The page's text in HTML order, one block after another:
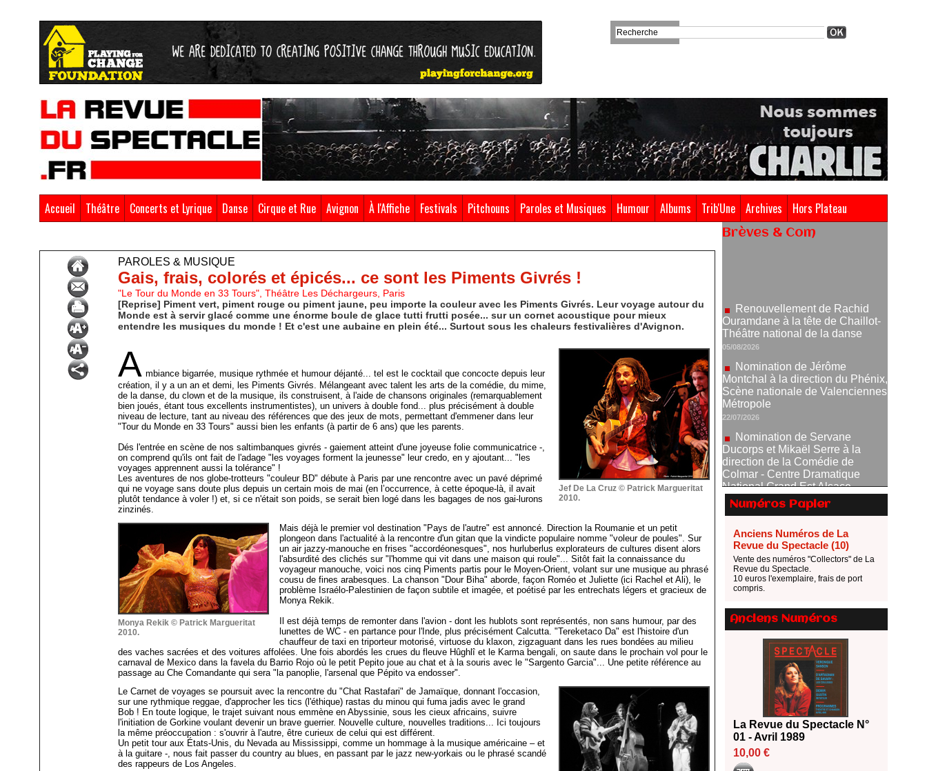
Accueil Théâtre Concerts et Lyrique Danse Cirque et Rue Avignon À l'Affiche Festivals Pitchouns Paroles et Musiques Humour Albums Trib'Une Archives Hors Plateau
PAROLES & MUSIQUE
Gais, frais, colorés et épicés... ce sont les Piments Givrés !
"Le Tour du Monde en 33 Tours", Théâtre Les Déchargeurs, Paris
[Reprise] Piment vert, piment rouge ou piment jaune, peu importe la couleur avec les Piments Givrés. Leur voyage autour du
Monde est à servir glacé comme une énorme boule de glace tutti frutti posée... sur un cornet acoustique pour mieux
entendre les musiques du monde ! Et c'est une aubaine en plein été... Surtout sous les chaleurs festivalières d'Avignon.
Jef De La Cruz © Patrick Margueritat
2010.
A mbiance bigarrée, musique rythmée et humour déjanté... tel est le cocktail que concocte depuis leur
création, il y a un an et demi, les Piments Givrés. Mélangeant avec talent les arts de la comédie, du mime,
de la danse, du clown et de la musique, ils construisent, à l'aide de chansons originales (remarquablement
bien joués, étant tous excellents instrumentistes), un univers à double fond... plus précisément à double
niveau de lecture, tant au niveau des références que des jeux de mots, permettant d'emmener dans leur
"Tour du Monde en 33 Tours" aussi bien les enfants (à partir de 6 ans) que les parents.
Dés l'entrée en scène de nos saltimbanques givrés - gaiement atteint d'une joyeuse folie communicatrice -,
on comprend qu'ils ont fait de l'adage "les voyages forment la jeunesse" leur credo, en y ajoutant... "les
voyages apprennent aussi la tolérance" !
Les aventures de nos globe-trotteurs "couleur BD" débute à Paris par une rencontre avec un pavé déprimé
qui ne voyage sans doute plus depuis un certain mois de mai (en l’occurrence, à cette époque-là, il avait
plutôt tendance à voler !) et, si ce n'était son poids, se serait bien logé dans les bagages de nos gai-lurons
zinzinés.
Monya Rekik © Patrick Margueritat
2010.
Mais déjà le premier vol destination "Pays de l'autre" est annoncé. Direction la Roumanie et un petit
plongeon dans l'actualité à la rencontre d'un gitan que la vindicte populaire nomme "voleur de poules". Sur
un air jazzy-manouche en frises "accordéonesques", nos hurluberlus explorateurs de cultures disent alors
l'absurdité des clichés sur "l'homme qui vit dans une maison qui roule"... Sitôt fait la connaissance du
voyageur manouche, voici nos cinq Piments partis pour le Moyen-Orient, volant sur une musique au phrasé
cousu de fines arabesques. La chanson "Dour Biha" aborde, façon Roméo et Juliette (ici Rachel et Ali), le
problème Israélo-Palestinien de façon subtile et imagée, et poétisé par les entrechats légers et gracieux de
Monya Rekik.
Il est déjà temps de remonter dans l'avion - dont les hublots sont représentés, non sans humour, par des
lunettes de WC - en partance pour l'Inde, plus précisément Calcutta. "Tereketaco Da" est l'histoire d'un
chauffeur de taxi en triporteur motorisé, virtuose du klaxon, zigzaguant dans les rues bondées au milieu
des vaches sacrées et des voitures affolées. Une fois abordés les crues du fleuve Hûghlî et le Karma bengali, on saute dans le prochain vol pour le
carnaval de Mexico dans la favela du Barrio Rojo où le petit Pepito joue au chat et à la souris avec le "Sargento Garcia"... Une petite référence au
passage au Che Comandante qui sera "la panoplie, l'arsenal que Pépito va endosser".
Le Carnet de voyages se poursuit avec la rencontre du "Chat Rastafari" de Jamaïque, donnant l'occasion,
sur une rythmique reggae, d'approcher les tics (l'éthique) rastas du minou qui fuma jadis avec le grand
Bob ! En toute logique, le trajet suivant nous emmène en Abyssinie, sous les cieux africains, suivre
l'initiation de Gorkine voulant devenir un brave guerrier. Nouvelle culture, nouvelles traditions... Ici toujours
la même préoccupation : s'ouvrir à l'autre, être curieux de celui qui est différent.
Un petit tour aux États-Unis, du Nevada au Mississippi, comme un hommage à la musique américaine – et
à la guitare -, nous fait passer du country au blues, en passant par le jazz new-yorkais ou le phrasé scandé
des rappeurs de Los Angeles.
Brèves & Com
Nomination de Jérôme
Montchal à la direction du Phénix,
Scène nationale de Valenciennes
22/07/2026
Nomination de Servane
Ducorps et Mikaël Serre à la
direction de la Comédie de
National Grand Est Alsace
07/07/2026
Thomas Jolly et Laëtitia
Guédon nommés à la direction du
TNP
Fonds SACD Théâtre : les
lauréats 2026
23/06/2026
Dispositif ARTCENA Écrire
pour le cirque, les lauréats 2026 !
Le palmarès des prix SACD
Les 10 lauréats du Fonds
Grandes Formes Théâtre 2026
Nomination de Nathalie
Garraud et Olivier Saccomano à
la direction du Théâtre de
Gennevilliers - CDN
Numéros Papier
Anciens Numéros de La
Revue du Spectacle (10)
Vente des numéros "Collectors" de La
Revue du Spectacle.
10 euros l'exemplaire, frais de port
compris.
Anciens Numéros
La Revue du Spectacle N°
01 - Avril 1989
10,00 €